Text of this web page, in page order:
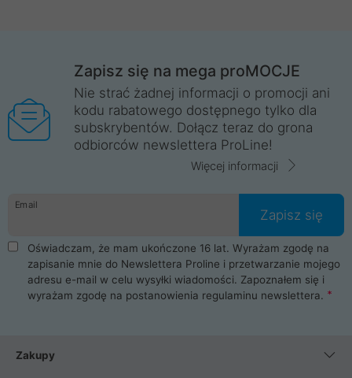
Zapisz się na mega proMOCJE
Nie strać żadnej informacji o promocji ani
kodu rabatowego dostępnego tylko dla
subskrybentów. Dołącz teraz do grona
odbiorców newslettera ProLine!
Więcej informacji
Email
Zapisz się
Oświadczam, że mam ukończone 16 lat. Wyrażam zgodę na
zapisanie mnie do Newslettera Proline i przetwarzanie mojego
adresu e-mail w celu wysyłki wiadomości. Zapoznałem się i
wyrażam zgodę na postanowienia regulaminu newslettera.
Zakupy